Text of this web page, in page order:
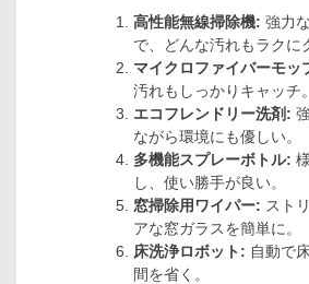
高性能無線掃除機: 強力
で、どんな汚れもラクに
マイクロファイバーモッ
汚れもしっかりキャッチ。
エコフレンドリー洗剤:
ながら環境にも優しい。
多機能スプレーボトル:
し、使い勝手が良い。
窓掃除用ワイパー: スト
アな窓ガラスを簡単に。
床洗浄ロボット: 自動で
間を省く。